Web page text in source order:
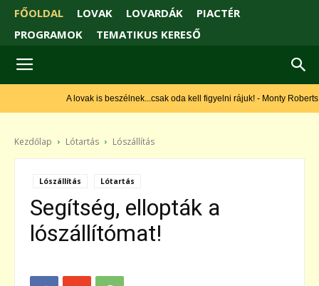
FŐOLDAL LOVAK LOVARDÁK
PIACTÉR
PROGRAMOK
TEMATIKUS KERESŐ
A lovak is beszélnek...csak oda kell figyelni rájuk! - Monty Roberts
Kezdőlap Lótartás Lószállítás
Lószállítás Lótartás
Segítség, ellopták a
lószállítómat!